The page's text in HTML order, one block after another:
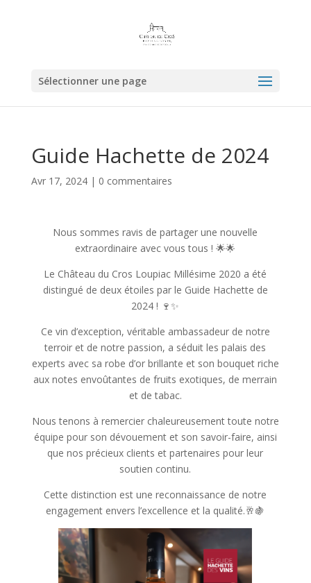
Sélectionner une page
Guide Hachette de 2024
Avr 17, 2024| 0 commentaires
Nous sommes ravis de partager une nouvelle
extraordinaire avec vous tous ! 🌟🌟
Le Château du Cros Loupiac Millésime 2020 a été
distingué de deux étoiles par le Guide Hachette de
2024 ! 🍷✨
Ce vin d’exception, véritable ambassadeur de notre
terroir et de notre passion, a séduit les palais des
experts avec sa robe d’or brillante et son bouquet riche
aux notes envoûtantes de fruits exotiques, de merrain
et de tabac.
Nous tenons à remercier chaleureusement toute notre
équipe pour son dévouement et son savoir-faire, ainsi
que nos précieux clients et partenaires pour leur
soutien continu.
Cette distinction est une reconnaissance de notre
engagement envers l’excellence et la qualité.🥂🍇